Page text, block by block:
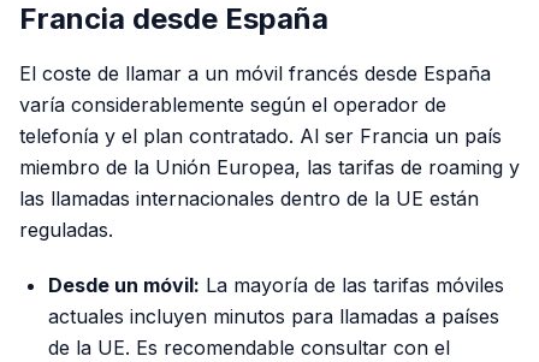
Francia desde España
El coste de llamar a un móvil francés desde España
varía considerablemente según el operador de
telefonía y el plan contratado. Al ser Francia un país
miembro de la Unión Europea, las tarifas de roaming y
las llamadas internacionales dentro de la UE están
reguladas.
Desde un móvil: La mayoría de las tarifas móviles
actuales incluyen minutos para llamadas a países
de la UE. Es recomendable consultar con el